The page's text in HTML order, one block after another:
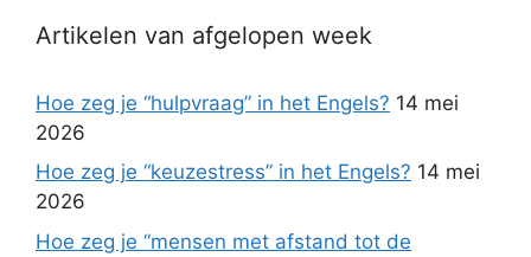
Artikelen van afgelopen week
Hoe zeg je “hulpvraag” in het Engels? 14 mei
2026
Hoe zeg je “keuzestress” in het Engels? 14 mei
2026
Hoe zeg je “mensen met afstand tot de